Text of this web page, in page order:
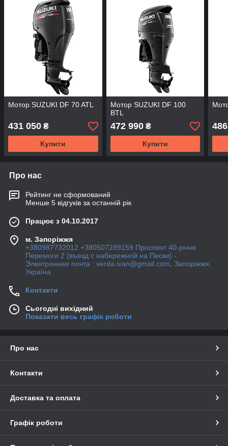
Мотор SUZUKI DF 70 ATL
431 050 ₴
Купити
Мотор SUZUKI DF 100
BTL
472 990₴
Купити
Про нас
Рейтинг не сформований
Менше 5 відгуків за останній рік
Працює з 04.10.2017
м. Запоріжжя
+380987732012 +380507289159 Проспект 40-рiччя
Перемоги 2 (въезд с набережной на Пески) -
Электронная почта : verda.ivan@gmail.com, Запоріжжя,
Україна
Контакти
Сьогодні вихідний
Показати весь графік роботи
Про нас
Контакти
Доставка та оплата
Графік роботи